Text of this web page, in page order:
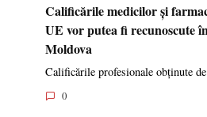
Calificările medicilor și
UE vor putea fi recunoscute
Moldova
Calificările profesionale obținute
0